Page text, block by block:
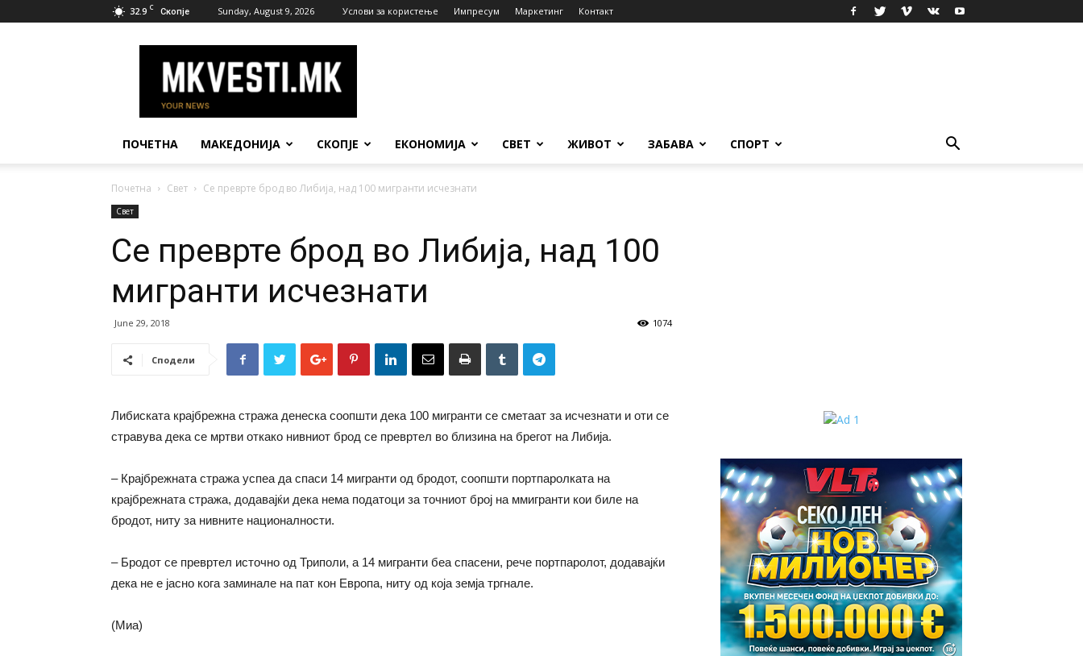
32.9 C Скопје Sunday, August 9, 2026 Услови за користење Импресум Маркетинг Контакт
Вести
ПОЧЕТНА МАКЕДОНИЈА СКОПЈЕ ЕКОНОМИЈА СВЕТ ЖИВОТ ЗАБАВА СПОРТ
Почетна Свет Се преврте брод во Либија, над 100 мигранти исчезнати
Свет
Се преврте брод во Либија, над 100
мигранти исчезнати
June 29, 2018 1074
Сподели
Либиската крајбрежна стража денеска соопшти дека 100 мигранти се сметаат за исчезнати и оти се
стравува дека се мртви откако нивниот брод се превртел во близина на брегот на Либија.
– Крајбрежната стража успеа да спаси 14 мигранти од бродот, соопшти портпаролката на
крајбрежната стража, додавајќи дека нема податоци за точниот број на ммигранти кои биле на
бродот, ниту за нивните националности.
– Бродот се превртел источно од Триполи, а 14 мигранти беа спасени, рече портпаролот, додавајќи
дека не е јасно кога заминале на пат кон Европа, ниту од која земја тргнале.
(Миа)